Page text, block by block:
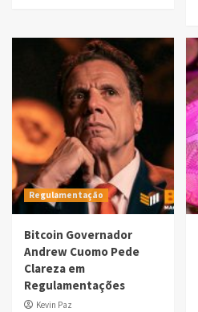
Regulamentação
Bitcoin Governador
Andrew Cuomo Pede
Clareza em
Regulamentações
Kevin Paz